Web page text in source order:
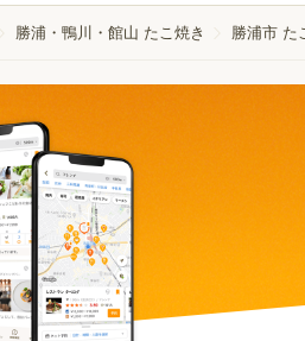
勝浦・鴨川・館山 たこ焼き 勝浦市 た